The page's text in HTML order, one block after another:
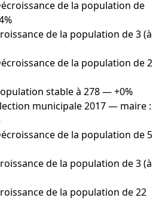
de la population de
de la population de 3 (à
de la population de 2
stable à 278 — +0%
municipale 2017 — maire :
de la population de 5
de la population de 3 (à
de la population de 22